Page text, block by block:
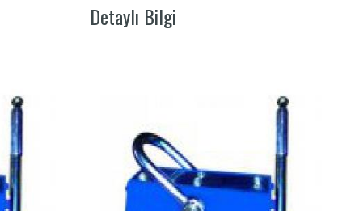
Detaylı Bilgi